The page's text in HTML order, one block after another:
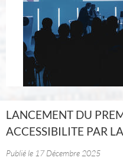
LANCEMENT DU
ACCESSIBILITE PAR
Publié le 17 Décembre 2025